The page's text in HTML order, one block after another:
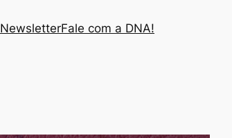
NewsletterFale com a DNA!